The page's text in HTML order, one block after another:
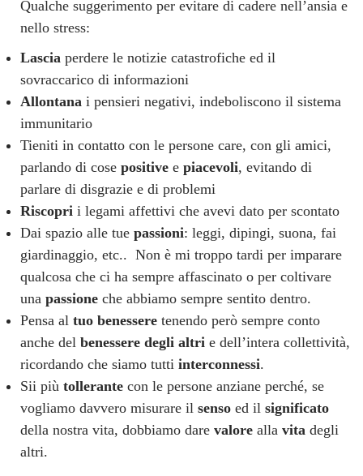
Qualche suggerimento per evitare di cadere nell’ansia e
nello stress:
Lascia perdere le notizie catastrofiche ed il
sovraccarico di informazioni
Allontana i pensieri negativi, indeboliscono il sistema
immunitario
Tieniti in contatto con le persone care, con gli amici,
parlando di cose positive e piacevoli, evitando di
parlare di disgrazie e di problemi
Riscopri i legami affettivi che avevi dato per scontato
Dai spazio alle tue passioni: leggi, dipingi, suona, fai
giardinaggio, etc.. Non è mi troppo tardi per imparare
qualcosa che ci ha sempre affascinato o per coltivare
una passione che abbiamo sempre sentito dentro.
Pensa al tuo benessere tenendo però sempre conto
anche del benessere degli altri e dell’intera collettività,
ricordando che siamo tutti interconnessi.
Sii più tollerante con le persone anziane perché, se
vogliamo davvero misurare il senso ed il significato
della nostra vita, dobbiamo dare valore alla vita degli
altri.